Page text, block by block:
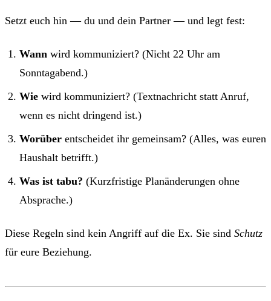
Setzt euch hin — du und dein Partner — und legt fest:
Wann wird kommuniziert? (Nicht 22 Uhr am
Sonntagabend.)
Wie wird kommuniziert? (Textnachricht statt Anruf,
wenn es nicht dringend ist.)
Worüber entscheidet ihr gemeinsam? (Alles, was euren
Haushalt betrifft.)
Was ist tabu? (Kurzfristige Planänderungen ohne
Absprache.)
Diese Regeln sind kein Angriff auf die Ex. Sie sind Schutz
für eure Beziehung.